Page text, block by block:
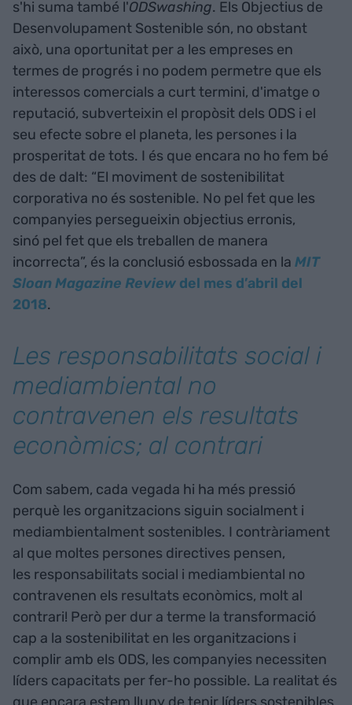
s'hi suma també l'ODSwashing. Els Objectius de
Desenvolupament Sostenible són, no obstant
això, una oportunitat per a les empreses en
termes de progrés i no podem permetre que els
interessos comercials a curt termini, d'imatge o
reputació, subverteixin el propòsit dels ODS i el
seu efecte sobre el planeta, les persones i la
prosperitat de tots. I és que encara no ho fem bé
des de dalt: “El moviment de sostenibilitat
corporativa no és sostenible. No pel fet que les
companyies persegueixin objectius erronis,
sinó pel fet que els treballen de manera
incorrecta”, és la conclusió esbossada en la MIT
Sloan Magazine Review del mes d’abril del
2018.
Les responsabilitats social i
mediambiental no
contravenen els resultats
econòmics; al contrari
Com sabem, cada vegada hi ha més pressió
perquè les organitzacions siguin socialment i
mediambientalment sostenibles. I contràriament
al que moltes persones directives pensen,
les responsabilitats social i mediambiental no
contravenen els resultats econòmics, molt al
contrari! Però per dur a terme la transformació
cap a la sostenibilitat en les organitzacions i
complir amb els ODS, les companyies necessiten
líders capacitats per fer-ho possible. La realitat és